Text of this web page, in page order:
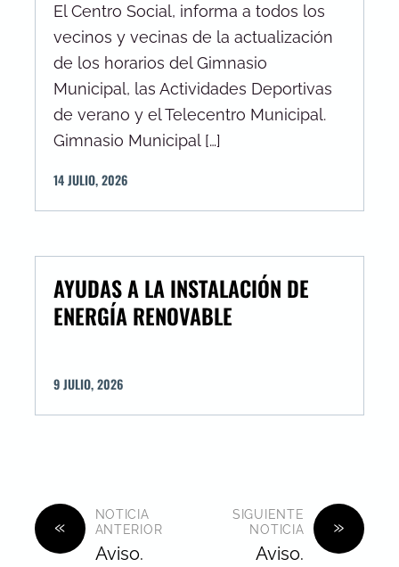
El Centro Social, informa a todos los
vecinos y vecinas de la actualización
de los horarios del Gimnasio
Municipal, las Actividades Deportivas
de verano y el Telecentro Municipal.
Gimnasio Municipal […]
14 JULIO,2026
AYUDAS A LA INSTALACIÓN DE
ENERGÍA RENOVABLE
9 JULIO,2026
«
NOTICIA
ANTERIOR
Aviso.
»
SIGUIENTE
NOTICIA
Aviso.